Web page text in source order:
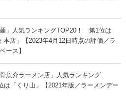
麺」人気ランキングTOP20！ 第1位は
本店」【2023年4月12日時点の評価／ラ
ース】
骨魚介ラーメン店」人気ランキング
「くり山」【2021年版／ラーメンデー